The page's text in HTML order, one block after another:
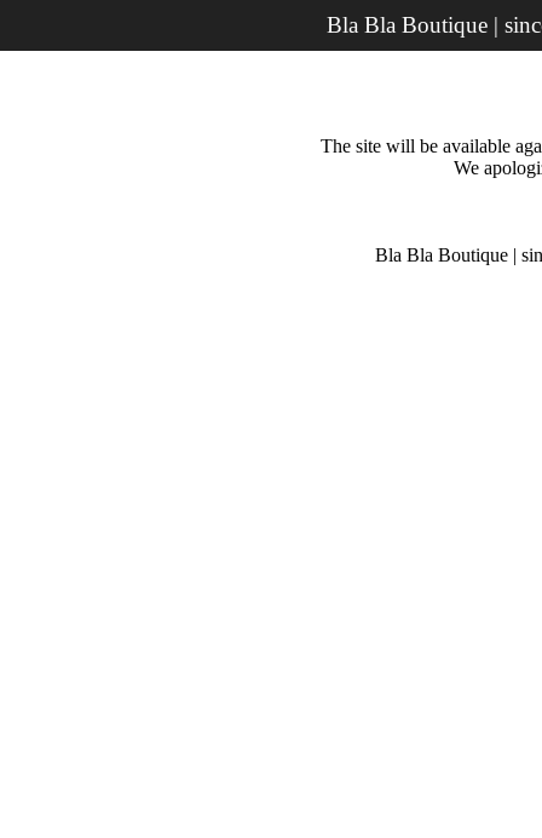
Bla Bla Boutique |
The site will be available
We
Bla Bla Boutique |